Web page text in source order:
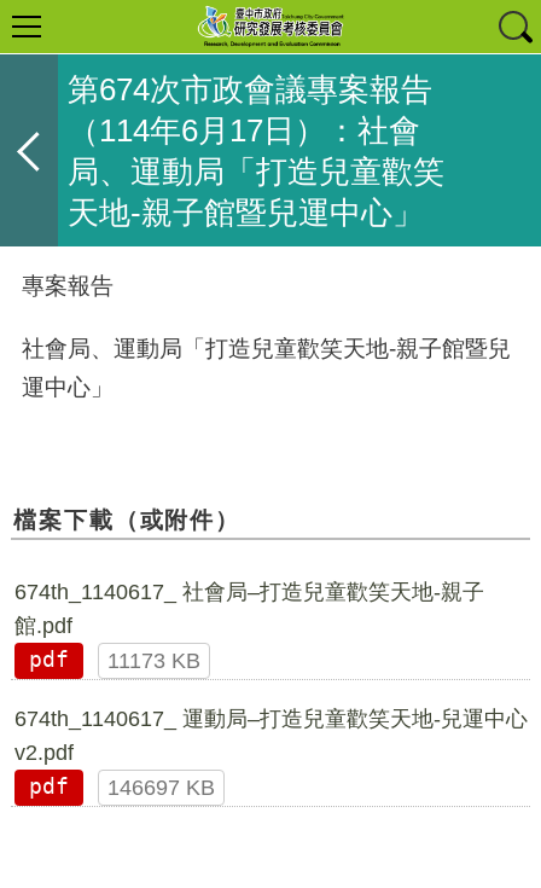
第674次市政會議專案報告
（114年6月17日）：社會
局、運動局「打造兒童歡笑
天地-親子館暨兒運中心」
專案報告
社會局、運動局「打造兒童歡笑天地-親子館暨兒
運中心」
檔案下載（或附件）
674th_1140617_ 社會局–打造兒童歡笑天地-親子
館.pdf
pdf
11173 KB
674th_1140617_ 運動局–打造兒童歡笑天地-兒運中心
v2.pdf
pdf
146697 KB